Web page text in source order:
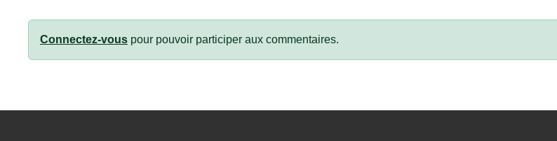
Connectez-vous pour pouvoir participer aux commentaires.